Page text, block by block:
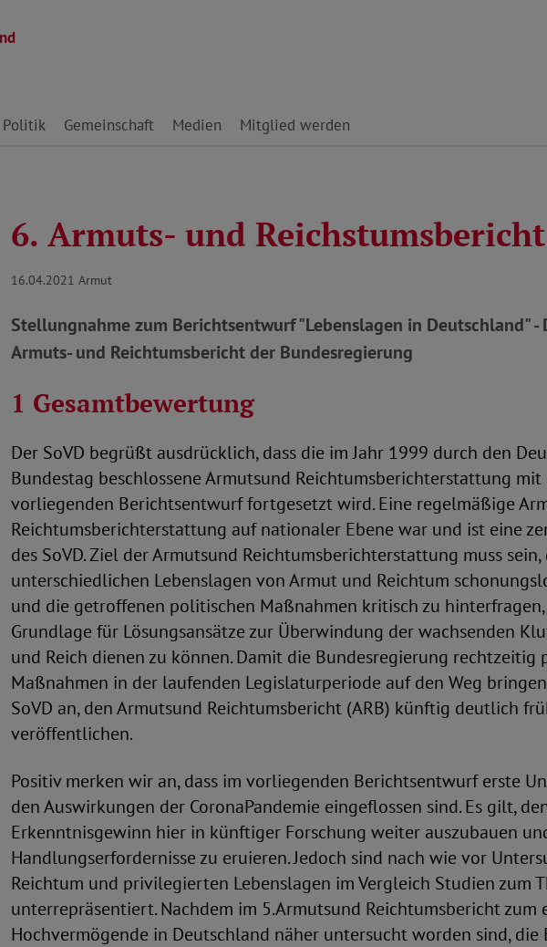
Politik Gemeinschaft Medien Mitglied werden
6. Armuts- und Reichstumsbericht
16.04.2021 Armut
Stellungnahme zum Berichtsentwurf "Lebenslagen in Deutschland" -
Armuts- und Reichtumsbericht der Bundesregierung
1 Gesamtbewertung
Der SoVD begrüßt ausdrücklich, dass die im Jahr 1999 durch den
Bundestag beschlossene Armutsund Reichtumsberichterstattung mit
vorliegenden Berichtsentwurf fortgesetzt wird. Eine regelmäßige
Reichtumsberichterstattung auf nationaler Ebene war und ist eine
des SoVD. Ziel der Armutsund Reichtumsberichterstattung muss sein,
unterschiedlichen Lebenslagen von Armut und Reichtum
und die getroffenen politischen Maßnahmen kritisch zu
Grundlage für Lösungsansätze zur Überwindung der wachsenden
und Reich dienen zu können. Damit die Bundesregierung rechtzeitig
Maßnahmen in der laufenden Legislaturperiode auf den Weg
SoVD an, den Armutsund Reichtumsbericht (ARB) künftig deutlich
veröffentlichen.
Positiv merken wir an, dass im vorliegenden Berichtsentwurf erste
den Auswirkungen der CoronaPandemie eingeflossen sind. Es gilt,
Erkenntnisgewinn hier in künftiger Forschung weiter auszubauen
Handlungserfordernisse zu eruieren. Jedoch sind nach wie vor
Reichtum und privilegierten Lebenslagen im Vergleich Studien zum
unterrepräsentiert. Nachdem im 5.Armutsund Reichtumsbericht zum
Hochvermögende in Deutschland näher untersucht worden sind, die